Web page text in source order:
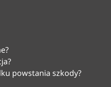
szkody?
Działu Likwidacji
w godz. 8:00 –
są
powstania szkody?